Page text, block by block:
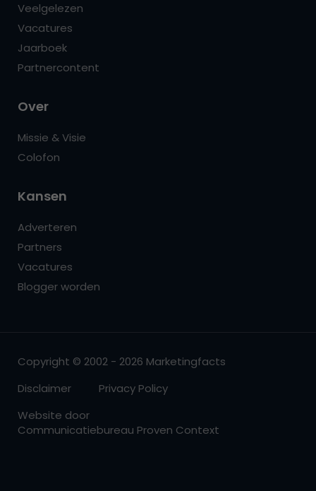
Veelgelezen
Vacatures
Jaarboek
Partnercontent
Over
Missie & Visie
Colofon
Kansen
Adverteren
Partners
Vacatures
Blogger worden
Copyright © 2002 - 2026 Marketingfacts
Disclaimer
Privacy Policy
Website door
Communicatiebureau Proven Context